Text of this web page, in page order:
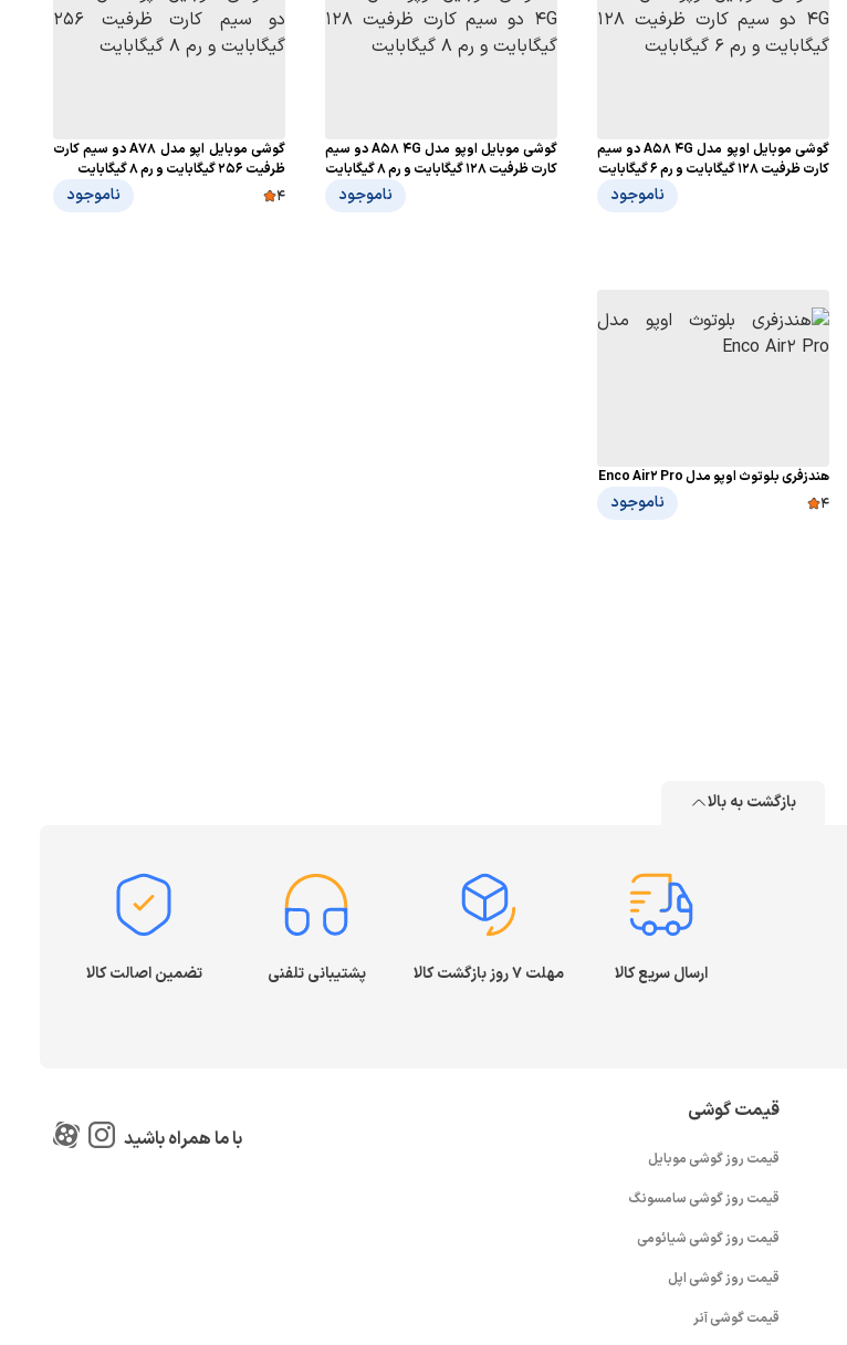
گوشی موبایل اوپو مدل A58 4G دو سیم
کارت ظرفیت 128 گیگابایت و رم 6 گیگابایت
ناموجود
گوشی موبایل اوپو مدل A58 4G دو سیم
کارت ظرفیت 128 گیگابایت و رم 8 گیگابایت
ناموجود
گوشی موبایل اپو مدل A78 دو سیم کارت
ظرفیت 256 گیگابایت و رم 8 گیگابایت
4
ناموجود
هندزفری بلوتوث اوپو مدل Enco Air2 Pro
4
ناموجود
بازگشت به بالا
ارسال سریع کالا مهلت ۷ روز بازگشت کالا پشتیبانی تلفنی تضمین اصالت کالا
قیمت گوشی
قیمت روز گوشی موبایل
قیمت روز گوشی سامسونگ
قیمت روز گوشی شیائومی
قیمت روز گوشی اپل
قیمت گوشی آنر
با ما همراه باشید